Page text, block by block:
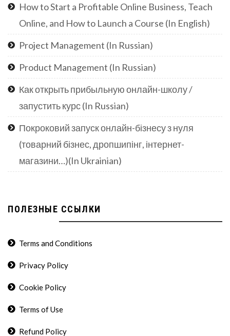
How to Start a Profitable Online Business, Teach
Online, and How to Launch a Course (In English)
Project Management (In Russian)
Product Management (In Russian)
Как открыть прибыльную онлайн-школу /
запустить курс (In Russian)
Покроковий запуск онлайн-бізнесу з нуля
(товарний бізнес, дропшипінг, інтернет-
магазини…)(In Ukrainian)
ПОЛЕЗНЫЕ ССЫЛКИ
Terms and Conditions
Privacy Policy
Cookie Policy
Terms of Use
Refund Policy